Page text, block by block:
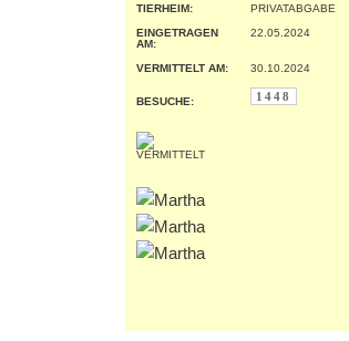
TIERHEIM:
PRIVATABGABE
EINGETRAGEN
AM:
22.05.2024
VERMITTELT AM: 30.10.2024
BESUCHE: 1448